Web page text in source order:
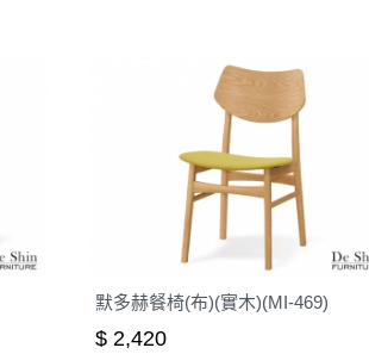
默多赫餐椅(布)(實木)(MI-469)
$ 2,420